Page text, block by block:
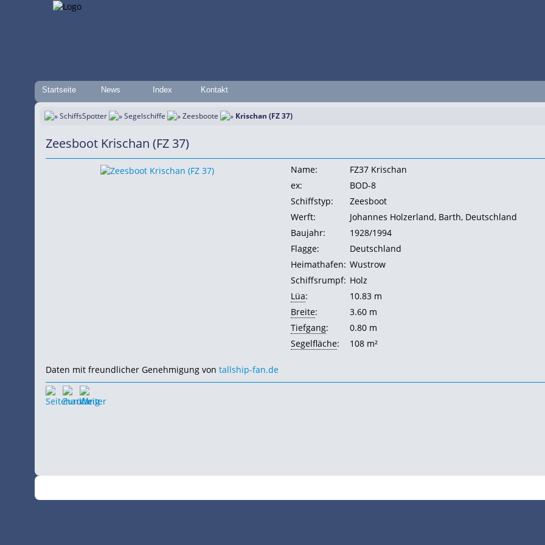
Startseite News Index Kontakt
SchiffsSpotter Segelschiffe Zeesboote Krischan (FZ 37)
Zeesboot Krischan (FZ 37)
Name:
FZ37 Krischan
ex:
BOD-8
Schiffstyp:
Zeesboot
Werft:
Johannes Holzerland, Barth, Deutschland
Baujahr:
1928/1994
Flagge:
Deutschland
Heimathafen: Wustrow
Schiffsrumpf: Holz
Lüa:
10.83 m
Breite:
3.60 m
Tiefgang:
0.80 m
Segelfläche: 108 m²
Daten mit freundlicher Genehmigung von tallship-fan.de